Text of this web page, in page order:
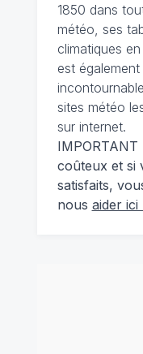
1850 dans
météo, ses
climatiques
est
sites météo
sur internet.
coûteux et si
satisfaits,
nous aider